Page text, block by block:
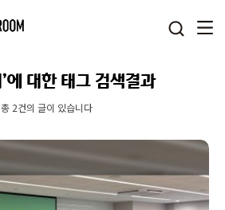
에 대한 태그 검색결과
총 2건의 글이 있습니다